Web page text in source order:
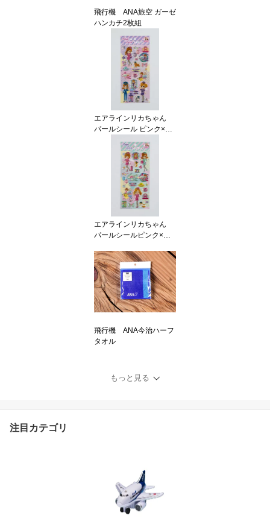
飛行機 ANA旅空 ガーゼ
ハンカチ2枚組
エアラインリカちゃん
パールシール ピンク×パ
エアラインリカちゃん
パールシールピンク×ミ
飛行機 ANA今治ハーフ
タオル
もっと見る
注目カテゴリ